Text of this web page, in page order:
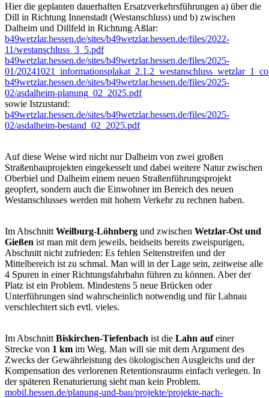
Hier die geplanten dauerhaften Ersatzverkehrsführungen a) über die
Dill in Richtung Innenstadt (Westanschluss) und b) zwischen
Dalheim und Dillfeld in Richtung Aßlar:
b49wetzlar.hessen.de/sites/b49wetzlar.hessen.de/files/2022-
11/westanschluss_3_5.pdf
b49wetzlar.hessen.de/sites/b49wetzlar.hessen.de/files/2025-
01/
b49wetzlar.hessen.de/sites/b49wetzlar.hessen.de/files/2025-
02/asdalheim-planung_02_2025.pdf
sowie Istzustand:
b49wetzlar.hessen.de/sites/b49wetzlar.hessen.de/files/2025-
02/asdalheim-bestand_02_2025.pdf
Auf diese Weise wird nicht nur Dalheim von zwei großen
Straßenbauprojekten eingekesselt und dabei weitere Natur zwischen
Oberbiel und Dalheim einem neuen Straßenführungsprojekt
geopfert, sondern auch die Einwohner im Bereich des neuen
Westanschlusses werden mit hohem Verkehr zu rechnen haben.
Im Abschnitt Weilburg-Löhnberg und zwischen Wetzlar-Ost und
Gießen ist man mit dem jeweils, beidseits bereits zweispurigen,
Abschnitt nicht zufrieden: Es fehlen Seitenstreifen und der
Mittelbereich ist zu schmal. Man will in der Lage sein, zeitweise alle
4 Spuren in einer Richtungsfahrbahn führen zu können. Aber der
Platz ist ein Problem. Mindestens 5 neue Brücken oder
Unterführungen sind wahrscheinlich notwendig und für Lahnau
verschlechtert sich evtl. vieles.
Im Abschnitt Biskirchen-Tiefenbach ist die Lahn aufeiner
Strecke von 1 km im Weg. Man will sie mit dem Argument des
Zwecks der Gewährleistung des ökologischen Ausgleichs und der
Kompensation des verlorenen Retentionsraums einfach verlegen. In
der späteren Renaturierung sieht man kein Problem.
mobil.hessen.de/planung-und-bau/projekte/projekte-nach-